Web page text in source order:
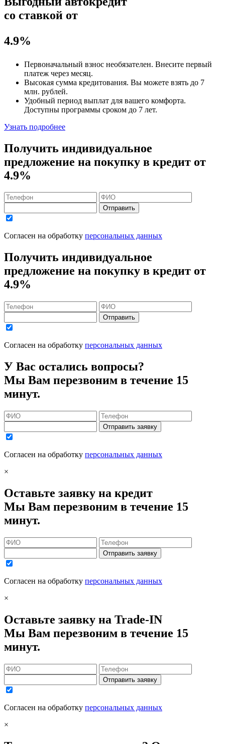
со ставкой от
4.9%
Первоначальный взнос необязателен. Внесите первый
платеж через месяц.
Высокая сумма кредитования. Вы можете взять до 7
млн. рублей.
Удобный период выплат для вашего комфорта.
Доступны программы сроком до 7 лет.
Узнать подробнее
Получить индивидуальное
предложение на покупку в кредит от
4.9%
Отправить
Согласен на обработку персональных данных
Получить индивидуальное
предложение на покупку в кредит от
4.9%
Отправить
Согласен на обработку персональных данных
У Вас остались вопросы?
Мы Вам перезвоним в течение 15
минут.
Отправить заявку
Согласен на обработку персональных данных
×
Оставьте заявку на кредит
Мы Вам перезвоним в течение 15
минут.
Отправить заявку
Согласен на обработку персональных данных
×
Оставьте заявку на Trade-IN
Мы Вам перезвоним в течение 15
минут.
Отправить заявку
Согласен на обработку персональных данных
×